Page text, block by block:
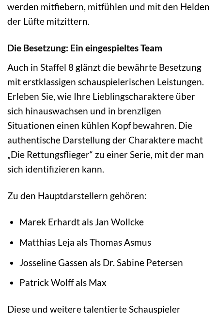
werden mitfiebern, mitfühlen und mit den Helden
der Lüfte mitzittern.
Die Besetzung: Ein eingespieltes Team
Auch in Staffel 8 glänzt die bewährte Besetzung
mit erstklassigen schauspielerischen Leistungen.
Erleben Sie, wie Ihre Lieblingscharaktere über
sich hinauswachsen und in brenzligen
Situationen einen kühlen Kopf bewahren. Die
authentische Darstellung der Charaktere macht
„Die Rettungsflieger“ zu einer Serie, mit der man
sich identifizieren kann.
Zu den Hauptdarstellern gehören:
Marek Erhardt als Jan Wollcke
Matthias Leja als Thomas Asmus
Josseline Gassen als Dr. Sabine Petersen
Patrick Wolff als Max
Diese und weitere talentierte Schauspieler